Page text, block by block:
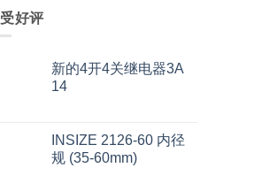
好评
新的4开4关继电器3A
14
INSIZE 2126-60 内径
规 (35-60mm)